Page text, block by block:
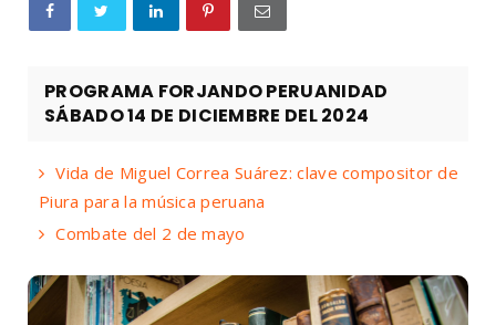
PROGRAMA FORJANDO PERUANIDAD
SÁBADO 14 DE DICIEMBRE DEL 2024
Vida de Miguel Correa Suárez: clave compositor de
Piura para la música peruana
Combate del 2 de mayo